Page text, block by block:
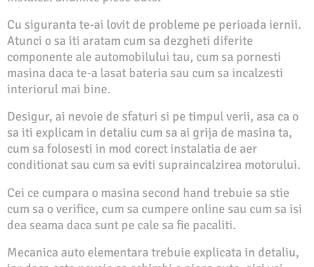
Cu siguranta te-ai lovit de probleme pe perioada iernii.
Atunci o sa iti aratam cum sa dezgheti diferite
componente ale automobilului tau, cum sa pornesti
masina daca te-a lasat bateria sau cum sa incalzesti
interiorul mai bine.
Desigur, ai nevoie de sfaturi si pe timpul verii, asa ca o
sa iti explicam in detaliu cum sa ai grija de masina ta,
cum sa folosesti in mod corect instalatia de aer
conditionat sau cum sa eviti supraincalzirea motorului.
Cei ce cumpara o masina second hand trebuie sa stie
cum sa o verifice, cum sa cumpere online sau cum sa isi
dea seama daca sunt pe cale sa fie pacaliti.
Mecanica auto elementara trebuie explicata in detaliu,